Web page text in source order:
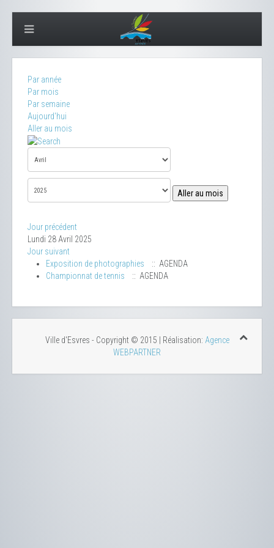
Par année
Par mois
Par semaine
Aujourd'hui
Aller au mois
Aller au mois
Jour précédent
Lundi 28 Avril 2025
Jour suivant
Exposition de photographies
:: AGENDA
Championnat de tennis
:: AGENDA
Ville d'Esvres - Copyright © 2015 | Réalisation: Agence
WEBPARTNER